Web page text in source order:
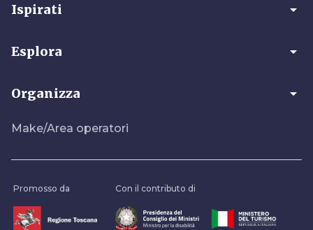
Ispirati arrow_drop_down
Esplora arrow_drop_down
Organizza arrow_drop_down
Make/Area operatori
Promosso da Con il contributo di